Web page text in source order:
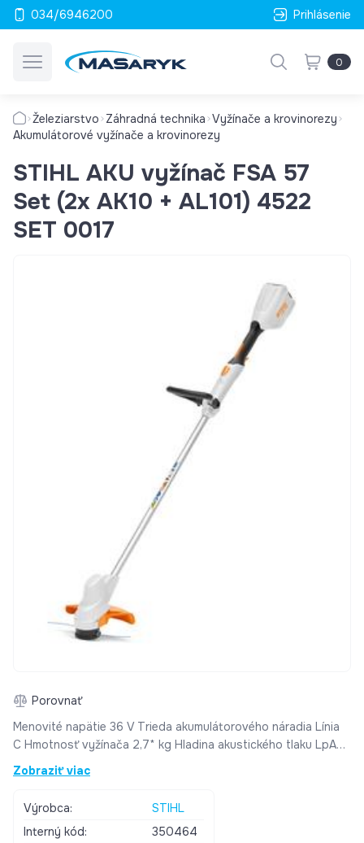
034/6946200 Prihlásenie
0
Železiarstvo Záhradná technika Vyžínače a krovinorezy
Akumulátorové vyžínače a krovinorezy
STIHL AKU vyžínač FSA 57
Set (2x AK10 + AL101) 4522
SET 0017
Porovnať
Menovité napätie 36 V Trieda akumulátorového náradia Línia
C Hmotnosť vyžínača 2,7* kg Hladina akustického tlaku LpA
(dB(A)) 72 Hladina akustického výkonu LwA (dB(A)) 86 Hladina
vibrácií ľavá/pravá rukoväť 3,5 / 3,5 m/s2 Dĺžka bez žacieho
žací nástroj Žacia hlavaAutoCut C 3-2 Použitie aj s vyžínacím
nožom – Rukoväť okrúhla Nastavenie rukoväte bez použitia
Zobraziť viac
Výrobca:
STIHL
Interný kód:
350464